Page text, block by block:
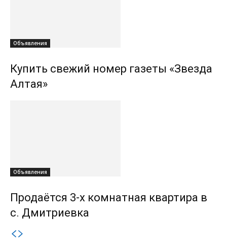
Объявления
Купить свежий номер газеты «Звезда
Алтая»
Объявления
Продаётся 3-х комнатная квартира в
с. Дмитриевка